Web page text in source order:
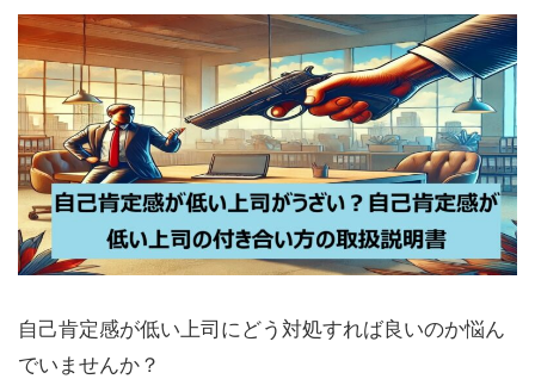
自己肯定感が低い上司にどう対処すれば良いのか悩ん
でいませんか？